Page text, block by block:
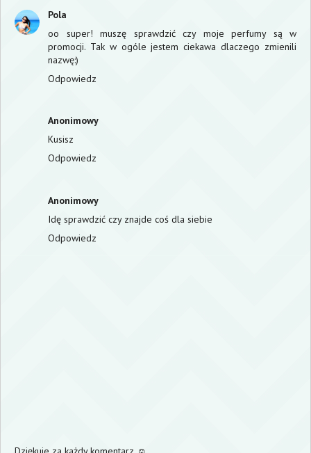
Pola
oo super! muszę sprawdzić czy moje perfumy są w
promocji. Tak w ogóle jestem ciekawa dlaczego zmienili
nazwę:)
Odpowiedz
Anonimowy
Kusisz
Odpowiedz
Anonimowy
Idę sprawdzić czy znajde coś dla siebie
Odpowiedz